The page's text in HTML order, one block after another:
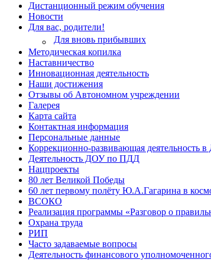
Дистанционный режим обучения
Новости
Для вас, родители!
Для вновь прибывших
Методическая копилка
Наставничество
Инновационная деятельность
Наши достижения
Отзывы об Автономном учреждении
Галерея
Карта сайта
Контактная информация
Персональные данные
Коррекционно-развивающая деятельность
Деятельность ДОУ по ПДД
Нацпроекты
80 лет Великой Победы
60 лет первому полёту Ю.А.Гагарина в
ВСОКО
Реализация программы «Разговор о
Охрана труда
РИП
Часто задаваемые вопросы
Деятельность финансового